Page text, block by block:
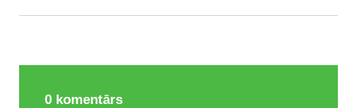
0 komentārs